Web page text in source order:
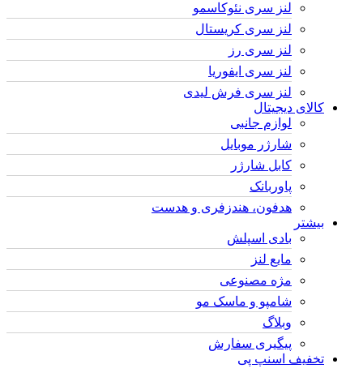
لنز سری نئوکاسمو
لنز سری کریستال
لنز سری رز
لنز سری ایفوریا
لنز سری فرش لیدی
کالای دیجیتال
لوازم جانبی
شارژر موبایل
کابل شارژر
پاوربانک
هدفون، هندزفری و هدست
بیشتر
بادی اسپلش
مایع لنز
مژه مصنوعی
شامپو و ماسک مو
وبلاگ
پیگیری سفارش
تخفیف اسنپ پی